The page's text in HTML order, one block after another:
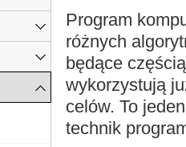
Program
różnych
będące
wykorzystują
celów. To
technik